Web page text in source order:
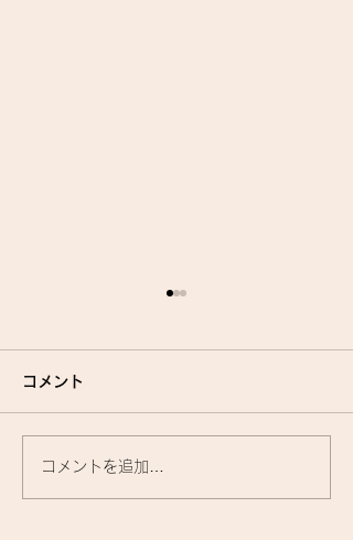
『洗いながさないトリー
コメント
コメントを追加…